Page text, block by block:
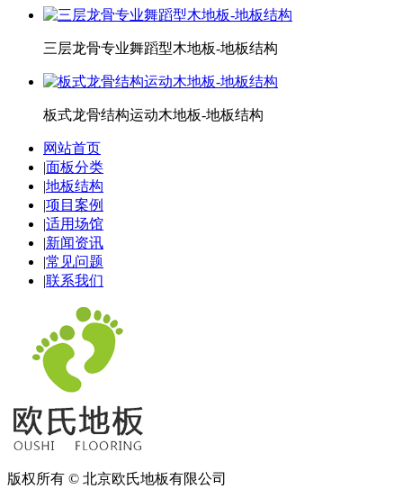
三层龙骨专业舞蹈型木地板-地板结构
板式龙骨结构运动木地板-地板结构
网站首页
|面板分类
|地板结构
|项目案例
|适用场馆
|新闻资讯
|常见问题
|联系我们
版权所有 © 北京欧氏地板有限公司